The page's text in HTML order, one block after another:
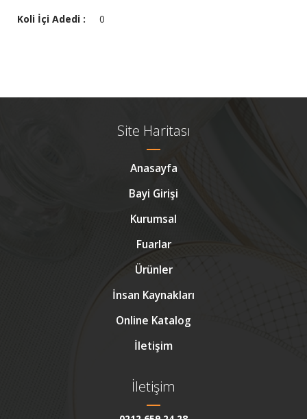
Koli İçi Adedi : 0
Site Haritası
Anasayfa
Bayi Girişi
Kurumsal
Fuarlar
Ürünler
İnsan Kaynakları
Online Katalog
İletişim
İletişim